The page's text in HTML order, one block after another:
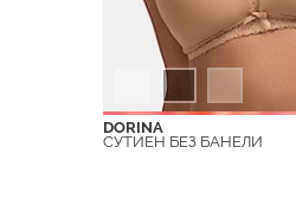
DORINA
СУТИЕН БЕЗ БАНЕЛИ